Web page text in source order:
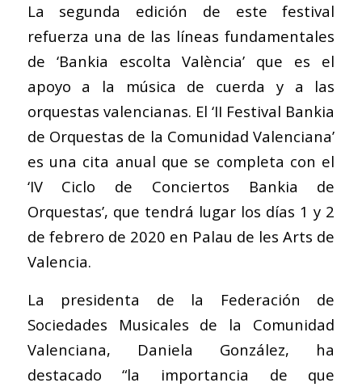
La segunda edición de este festival
refuerza una de las líneas fundamentales
de ‘Bankia escolta València’ que es el
apoyo a la música de cuerda y a las
orquestas valencianas. El ‘II Festival Bankia
de Orquestas de la Comunidad Valenciana’
es una cita anual que se completa con el
‘IV Ciclo de Conciertos Bankia de
Orquestas’, que tendrá lugar los días 1 y 2
de febrero de 2020 en Palau de les Arts de
Valencia.
La presidenta de la Federación de
Sociedades Musicales de la Comunidad
Valenciana, Daniela González, ha
destacado “la importancia de que